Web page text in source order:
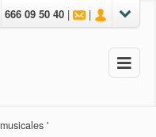
666 09 50 40 | |
'